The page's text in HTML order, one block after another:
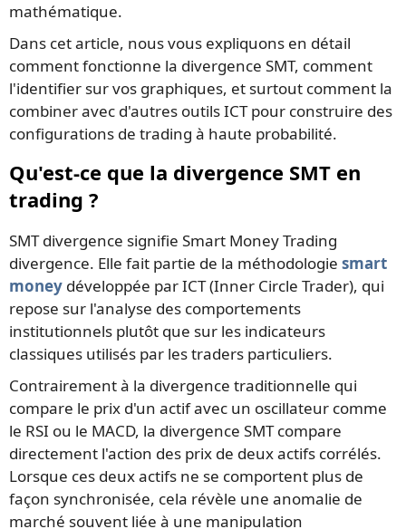
mathématique.
Dans cet article, nous vous expliquons en détail
comment fonctionne la divergence SMT, comment
l'identifier sur vos graphiques, et surtout comment la
combiner avec d'autres outils ICT pour construire des
configurations de trading à haute probabilité.
Qu'est-ce que la divergence SMT en
trading ?
SMT divergence signifie Smart Money Trading
divergence. Elle fait partie de la méthodologie smart
money développée par ICT (Inner Circle Trader), qui
repose sur l'analyse des comportements
institutionnels plutôt que sur les indicateurs
classiques utilisés par les traders particuliers.
Contrairement à la divergence traditionnelle qui
compare le prix d'un actif avec un oscillateur comme
le RSI ou le MACD, la divergence SMT compare
directement l'action des prix de deux actifs corrélés.
Lorsque ces deux actifs ne se comportent plus de
façon synchronisée, cela révèle une anomalie de
marché souvent liée à une manipulation